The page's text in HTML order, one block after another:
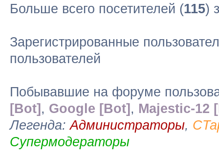
Больше всего посетителей (115)
Зарегистрированные
пользователей
Побывавшие на форуме
[Bot] , Google [Bot] , Majestic-12
Легенда:Администраторы,
Супермодераторы